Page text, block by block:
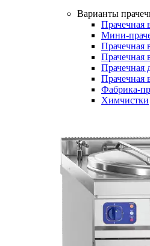
Варианты
Прачечная
Мини-
Прачечная
Прачечная
Прачечная
Прачечная
Фабрика-
Химчистки